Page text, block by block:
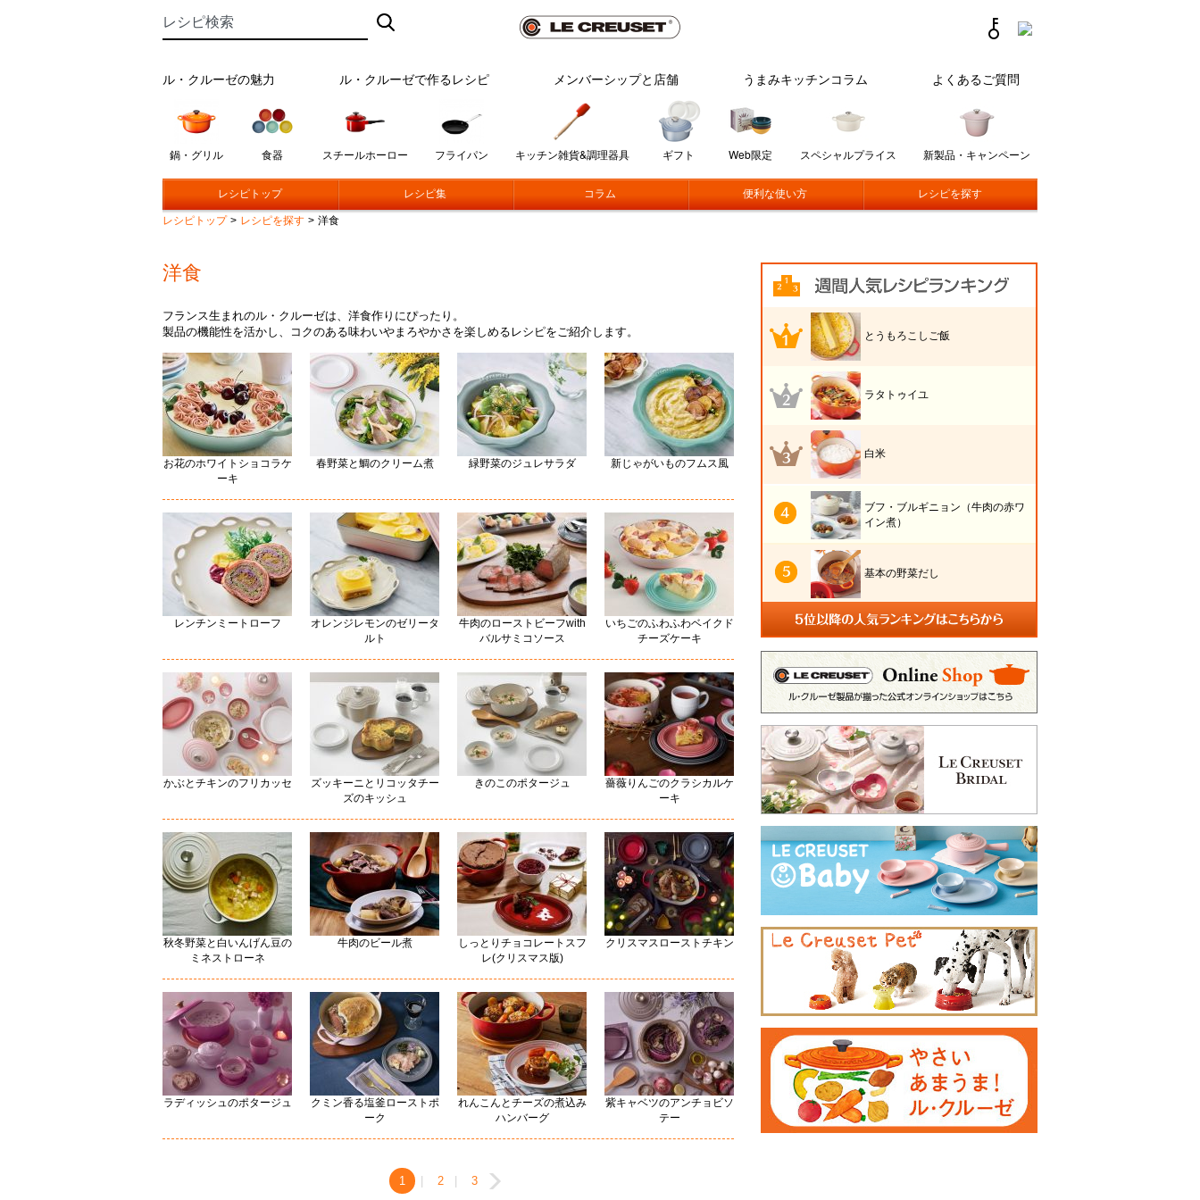
ル・クルーゼの魅力 ル・クルーゼで作るレシピ メンバーシップと店舗 うまみキッチンコラム よくあるご質問
鍋・グリル 食器 スチールホーロー フライパン キッチン雑貨&調理器具 ギフト Web限定 スペシャルプライス 新製品・キャンペーン
レシピトップ レシピ集 コラム 便利な使い方 レシピを探す
レシピトップ > レシピを探す > 洋食
洋食
フランス生まれのル・クルーゼは、洋食作りにぴったり。
製品の機能性を活かし、コクのある味わいやまろやかさを楽しめるレシピをご紹介します。
お花のホワイトショコラケ
ーキ
春野菜と鯛のクリーム煮 緑野菜のジュレサラダ 新じゃがいものフムス風
レンチンミートローフ
オレンジレモンのゼリータ
ルト
牛肉のローストビーフwith
バルサミコソース
いちごのふわふわベイクド
チーズケーキ
かぶとチキンのフリカッセ
ズッキーニとリコッタチー
ズのキッシュ
きのこのポタージュ
薔薇りんごのクラシカルケ
ーキ
秋冬野菜と白いんげん豆の
ミネストローネ
牛肉のビール煮
しっとりチョコレートスフ
レ(クリスマス版)
クリスマスローストチキン
ラディッシュのポタージュ
クミン香る塩釜ローストポ
ーク
れんこんとチーズの煮込み
ハンバーグ
紫キャベツのアンチョビソ
テー
1 2 3
とうもろこしご飯
ラタトゥイユ
白米
ブフ・ブルギニョン（牛肉の赤ワ
イン煮）
基本の野菜だし